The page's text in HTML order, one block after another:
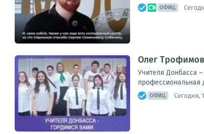
ОФИЦ.
Олег
Учителя Донбасса
профессиональная
ОФИЦ. Сегодня,